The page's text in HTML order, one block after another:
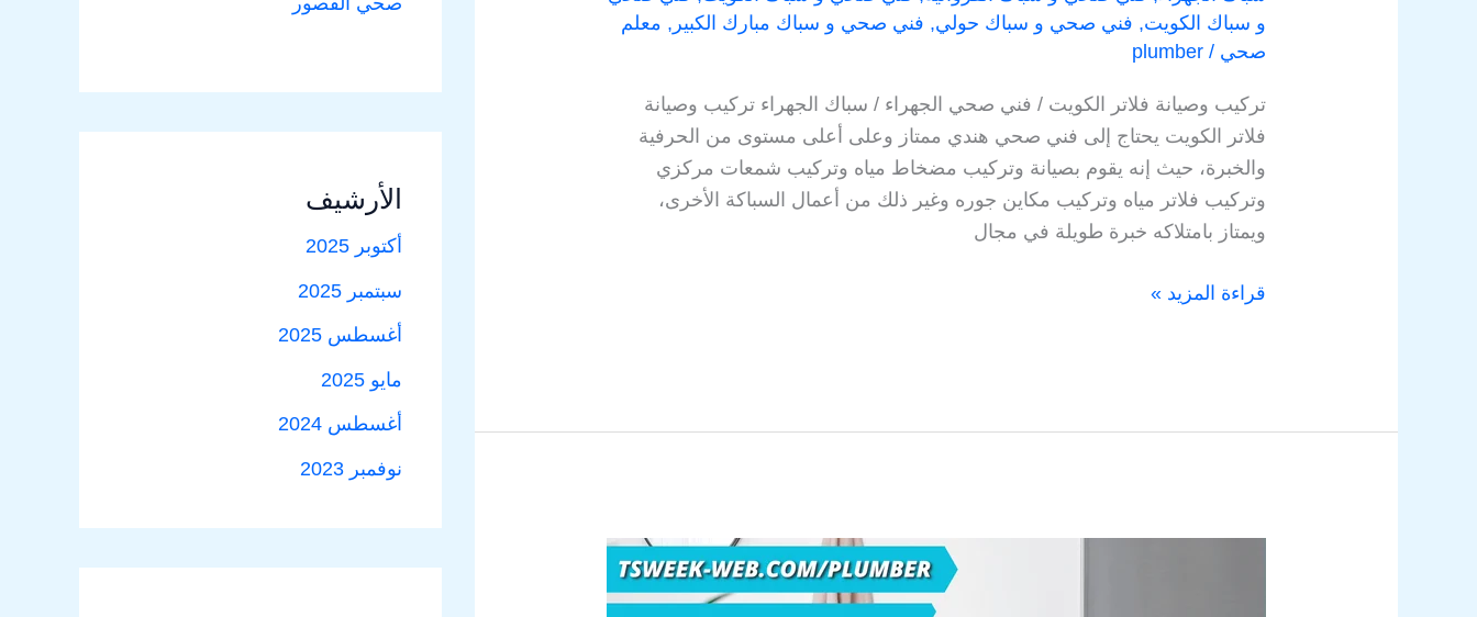
و سباك الكويت, فني صحي و سباك حولي, فني صحي و سباك مبارك الكبير , معلم
صحي /
plumber
تركيب وصيانة فلاتر الكويت / فني صحي الجهراء / سباك الجهراء تركيب وصيانة
فلاتر الكويت يحتاج إلى فني صحي هندي ممتاز وعلى أعلى مستوى من الحرفية
والخبرة، حيث إنه يقوم بصيانة وتركيب مضخاط مياه وتركيب شمعات مركزي
وتركيب فلاتر مياه وتركيب مكاين جوره وغير ذلك من أعمال السباكة الأخرى،
ويمتاز بامتلاكه خبرة طويلة في مجال
قراءة المزيد »
الأرشيف
أكتوبر 2025
سبتمبر 2025
أغسطس 2025
مايو 2025
أغسطس 2024
نوفمبر 2023